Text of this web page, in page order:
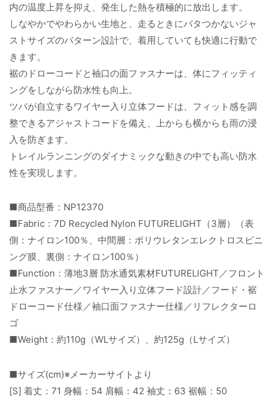
内の温度上昇を抑え、発生した熱を積極的に放出します。
しなやかでやわらかい生地と、走るときにバタつかないジャ
ストサイズのパターン設計で、着用していても快適に行動で
きます。
裾のドローコードと袖口の面ファスナーは、体にフィッティ
ングをしながら防水性も向上。
ツバが自立するワイヤー入り立体フードは、フィット感を調
整できるアジャストコードを備え、上からも横からも雨の浸
入を防ぎます。
トレイルランニングのダイナミックな動きの中でも高い防水
性を実現します。
■商品型番：NP12370
■Fabric：7D Recycled Nylon FUTURELIGHT（3層）（表
側：ナイロン100％、中間層：ポリウレタンエレクトロスピニ
ング膜、裏側：ナイロン100％）
■Function：薄地3層 防水通気素材FUTURELIGHT／フロント
止水ファスナー／ワイヤー入り立体フード設計／フード・裾
ドローコード仕様／袖口面ファスナー仕様／リフレクターロ
ゴ
■Weight：約110g（WLサイズ）、約125g（Lサイズ）
■サイズ(cm)※メーカーサイトより
[S] 着丈：71 身幅：54 肩幅：42 袖丈：63 裾幅：50